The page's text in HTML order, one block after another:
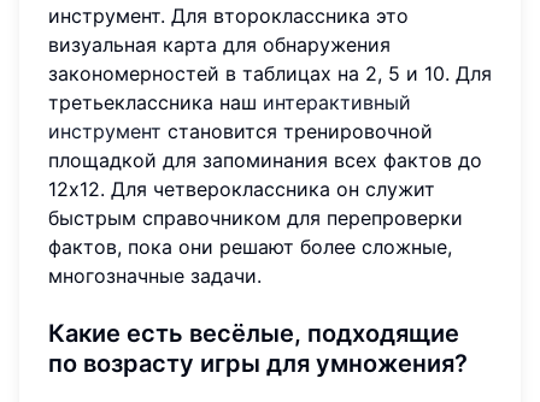
инструмент. Для второклассника это
визуальная карта для обнаружения
закономерностей в таблицах на 2, 5 и 10. Для
третьеклассника наш интерактивный
инструмент становится тренировочной
площадкой для запоминания всех фактов до
12x12. Для четвероклассника он служит
быстрым справочником для перепроверки
фактов, пока они решают более сложные,
многозначные задачи.
Какие есть весёлые, подходящие
по возрасту игры для умножения?